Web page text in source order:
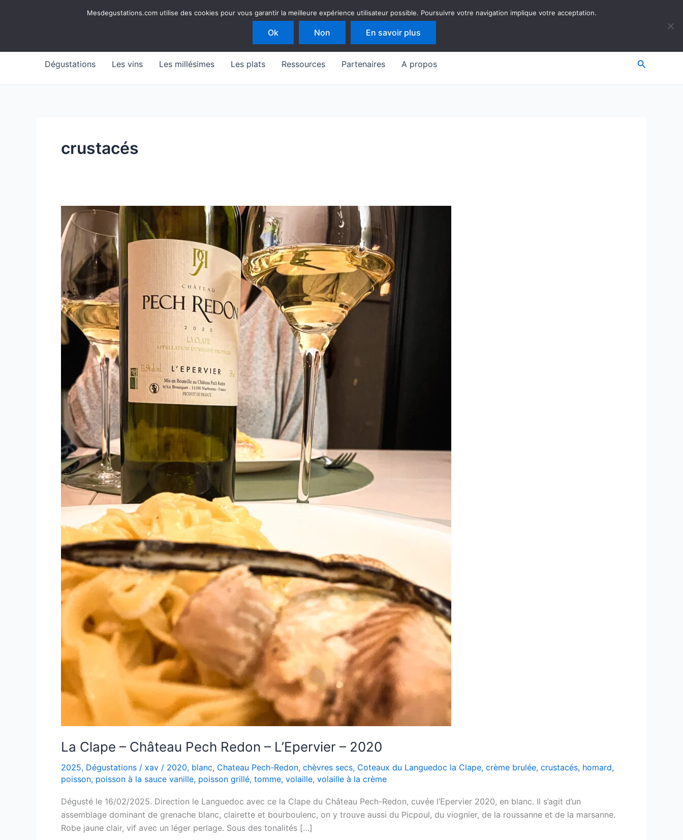
Mesdegustations
Dégustations Les vins Les millésimes Les plats Ressources Partenaires A propos
crustacés
La Clape – Château Pech Redon – L’Epervier – 2020
2025, Dégustations / xav / 2020, blanc, Chateau Pech-Redon, chèvres secs, Coteaux du Languedoc la Clape, crème brulée, crustacés, homard,
poisson, poisson à la sauce vanille, poisson grillé, tomme, volaille, volaille à la crème
Dégusté le 16/02/2025. Direction le Languedoc avec ce la Clape du Château Pech-Redon, cuvée l’Epervier 2020, en blanc. Il s’agit d’un
assemblage dominant de grenache blanc, clairette et bourboulenc, on y trouve aussi du Picpoul, du viognier, de la roussanne et de la marsanne.
Robe jaune clair, vif avec un léger perlage. Sous des tonalités […]
Mesdegustations.com utilise des cookies pour vous garantir la meilleure expérience utilisateur possible. Poursuivre votre navigation implique votre acceptation.
Ok Non En savoir plus